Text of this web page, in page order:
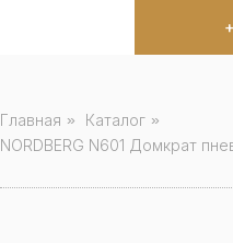
Главная » Каталог »
NORDBERG N601 Домкрат